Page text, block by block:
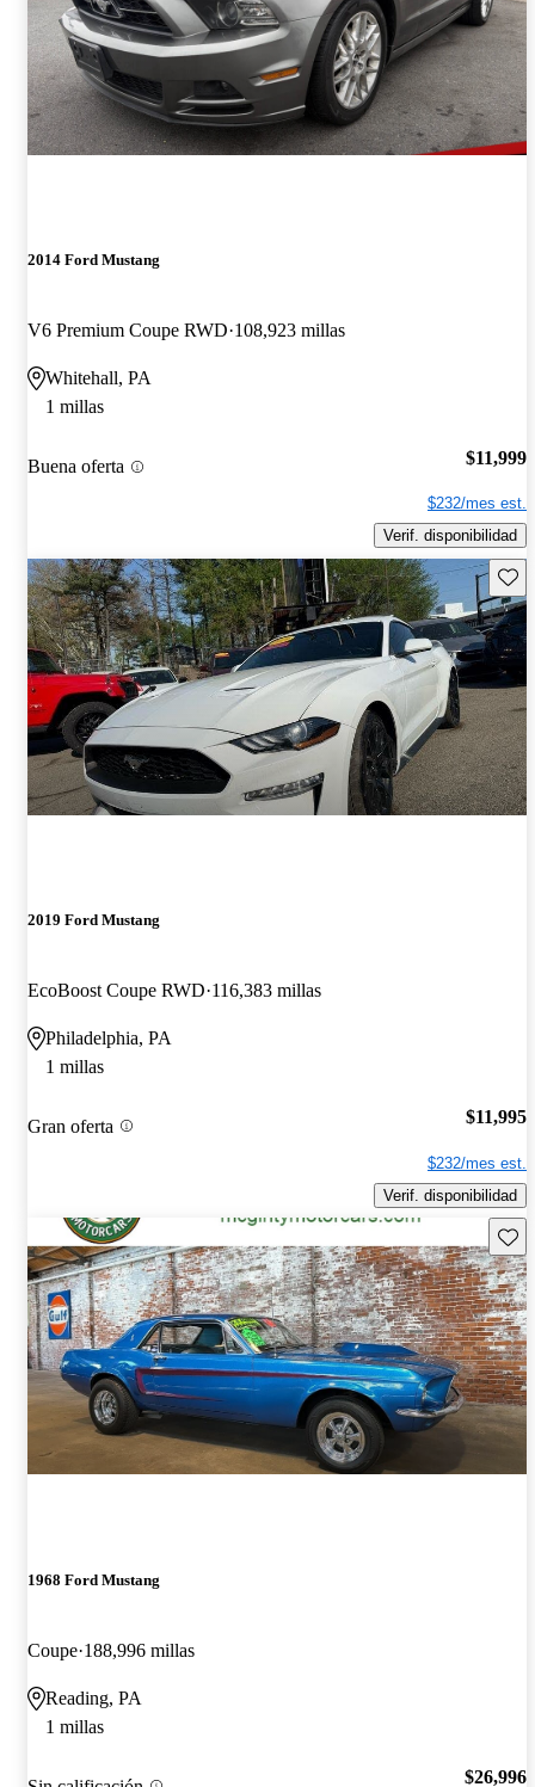
2014 Ford Mustang
V6 Premium Coupe RWD 108,923 millas
Whitehall, PA
1 millas
Buena oferta $11,999
$232/mes est.
Verif. disponibilidad
2019 Ford Mustang
EcoBoost Coupe RWD 116,383 millas
Philadelphia, PA
1 millas
Gran oferta $11,995
$232/mes est.
Verif. disponibilidad
1968 Ford Mustang
Coupe 188,996 millas
Reading, PA
1 millas
$26,996